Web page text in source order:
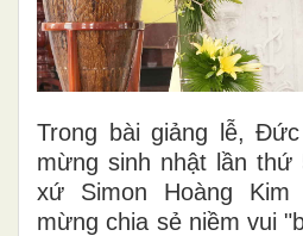
Trong bài giảng lễ,
mừng sinh nhật lần thứ
xứ Simon Hoàng Kim
mừng chia sẻ niềm vui